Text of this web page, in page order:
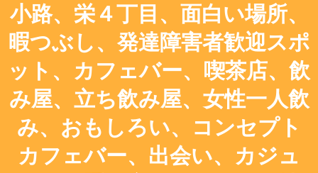
小路、栄４丁目、面白い場所、
暇つぶし、発達障害者歓迎スポ
ット、カフェバー、喫茶店、飲
み屋、立ち飲み屋、女性一人飲
み、おもしろい、コンセプト
カフェバー、出会い、カジュ